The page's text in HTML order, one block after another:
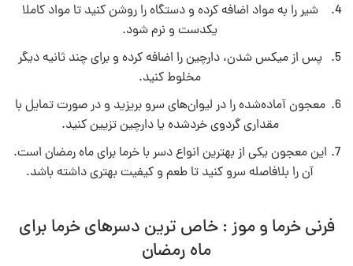
شیر را به مواد اضافه کرده و دستگاه را روشن کنید تا مواد کاملا
یکدست و نرم شود.
پس از میکس شدن، دارچین را اضافه کرده و برای چند ثانیه دیگر
مخلوط کنید.
معجون آماده‌شده را در لیوان‌های سرو بریزید و در صورت تمایل با
مقداری گردوی خردشده یا دارچین تزیین کنید.
این معجون یکی از بهترین انواع دسر با خرما برای ماه رمضان است.
آن را بلافاصله سرو کنید تا طعم و کیفیت بهتری داشته باشد.
فرنی خرما و موز : خاص ترین دسرهای خرما برای
ماه رمضان